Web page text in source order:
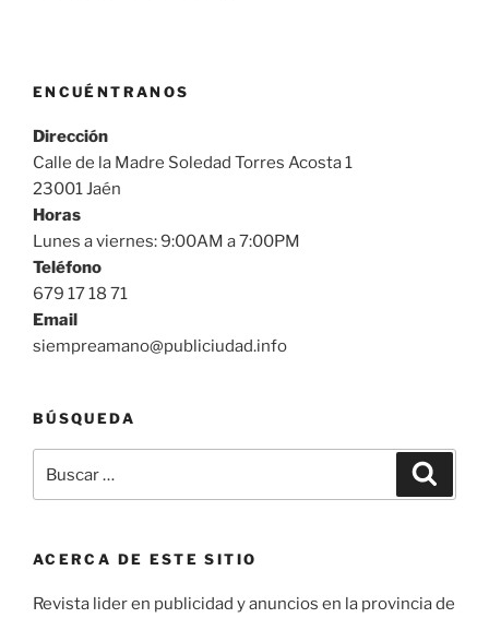
ENCUÉNTRANOS
Dirección
Calle de la Madre Soledad Torres Acosta 1
23001 Jaén
Horas
Lunes a viernes: 9:00AM a 7:00PM
Teléfono
679 17 18 71
Email
siempreamano@publiciudad.info
BÚSQUEDA
por:
ACERCA DE ESTE SITIO
Revista lider en publicidad y anuncios en la provincia de